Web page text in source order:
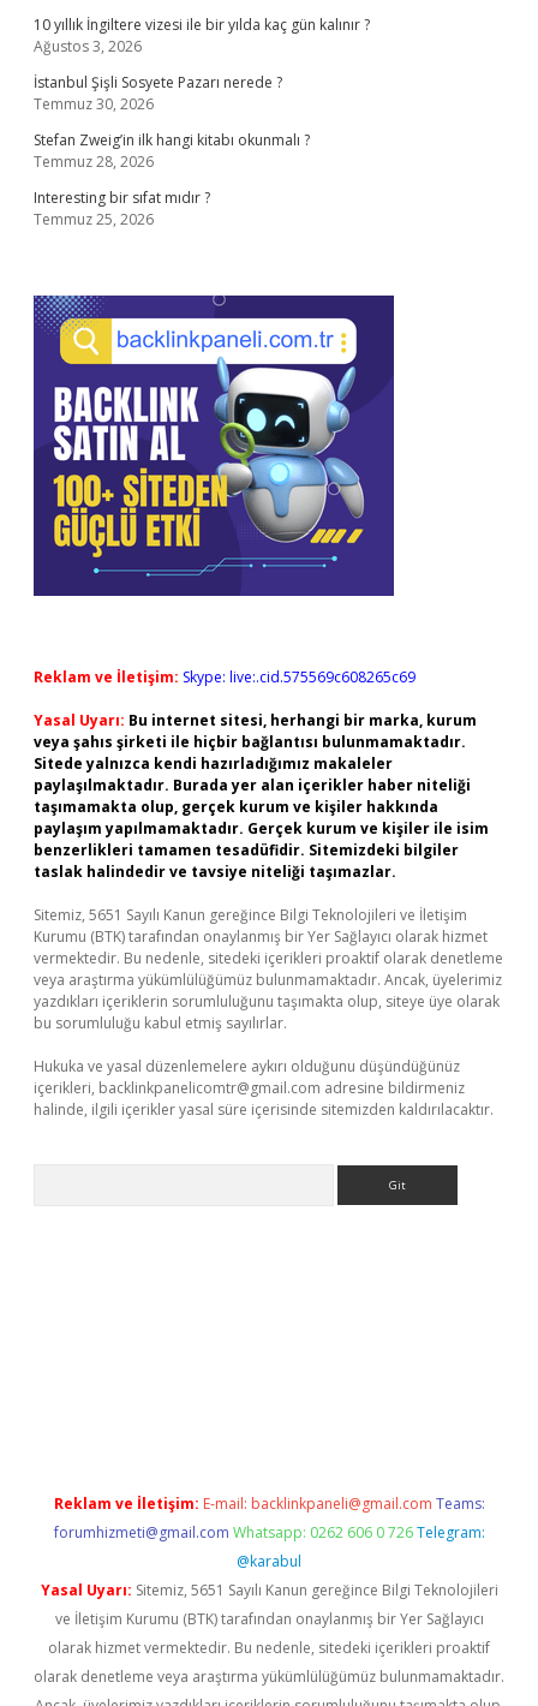
10 yıllık İngiltere vizesi ile bir yılda kaç gün kalınır ?
Ağustos 3, 2026
İstanbul Şişli Sosyete Pazarı nerede ?
Temmuz 30, 2026
Stefan Zweig’in ilk hangi kitabı okunmalı ?
Temmuz 28, 2026
Interesting bir sıfat mıdır ?
Temmuz 25, 2026
Reklam ve İletişim: Skype: live:.cid.575569c608265c69
Yasal Uyarı: Bu internet sitesi, herhangi bir marka, kurum
veya şahıs şirketi ile hiçbir bağlantısı bulunmamaktadır.
Sitede yalnızca kendi hazırladığımız makaleler
paylaşılmaktadır. Burada yer alan içerikler haber niteliği
taşımamakta olup, gerçek kurum ve kişiler hakkında
paylaşım yapılmamaktadır. Gerçek kurum ve kişiler ile isim
benzerlikleri tamamen tesadüfidir. Sitemizdeki bilgiler
taslak halindedir ve tavsiye niteliği taşımazlar.
Sitemiz, 5651 Sayılı Kanun gereğince Bilgi Teknolojileri ve İletişim
Kurumu (BTK) tarafından onaylanmış bir Yer Sağlayıcı olarak hizmet
vermektedir. Bu nedenle, sitedeki içerikleri proaktif olarak denetleme
veya araştırma yükümlülüğümüz bulunmamaktadır. Ancak, üyelerimiz
yazdıkları içeriklerin sorumluluğunu taşımakta olup, siteye üye olarak
bu sorumluluğu kabul etmiş sayılırlar.
Hukuka ve yasal düzenlemelere aykırı olduğunu düşündüğünüz
içerikleri, backlinkpanelicomtr@gmail.com adresine bildirmeniz
halinde, ilgili içerikler yasal süre içerisinde sitemizden kaldırılacaktır.
Reklam ve İletişim: E-mail: backlinkpaneli@gmail.com Teams:
forumhizmeti@gmail.com Whatsapp: 0262 606 0 726 Telegram:
@karabul
Yasal Uyarı: Sitemiz, 5651 Sayılı Kanun gereğince Bilgi Teknolojileri
ve İletişim Kurumu (BTK) tarafından onaylanmış bir Yer Sağlayıcı
olarak hizmet vermektedir. Bu nedenle, sitedeki içerikleri proaktif
olarak denetleme veya araştırma yükümlülüğümüz bulunmamaktadır.